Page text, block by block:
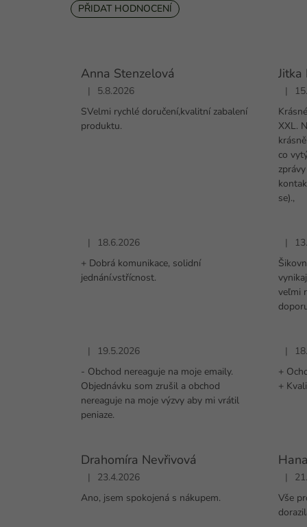
PŘIDAT HODNOCENÍ
V
Anna Stenzelová
Hodnocení obchodu je 5 z 5 hvězdiček.
|
5.8.2026
SVelmi rychlé doručení,kvalitní zabalení
produktu.
Jitka
|
XXL.
co
se).,
Hodnocení obchodu je 5 z 5 hvězdiček.
|
18.6.2026
+ Dobrá komunikace, solidní
jednání.vstřícnost.
|
veľmi
Hodnocení obchodu je 1 z 5 hvězdiček.
|
19.5.2026
- Obchod nereaguje na moje emaily.
Objednávku som zrušil a obchod
nereaguje na moje výzvy aby mi vrátil
peniaze.
|
+
+
Drahomíra Nevřivová
Hodnocení obchodu je 5 z 5 hvězdiček.
|
23.4.2026
Ano, jsem spokojená s nákupem.
|
Vše